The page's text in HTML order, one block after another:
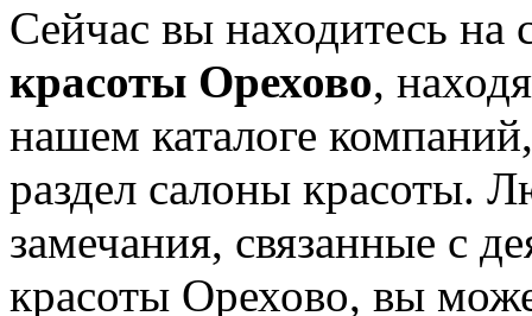
Сейчас вы находитесь на
красоты Орехово,
нашем каталоге
раздел салоны красоты.
замечания, связанные с
красоты Орехово, вы